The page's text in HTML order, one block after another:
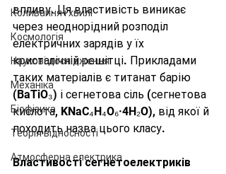
Коливання і хвилі
Космологія
Наукові дослідження
Механіка
Біофізика
Теорія відносності
Атмосферна електрика
впливу. Ця властивість виникає
через неоднорідний розподіл
електричних зарядів у їх
кристалічній решітці. Прикладами
таких матеріалів є титанат барію
(BaTiO₃) і сегнетова сіль (сегнетова
кислота, KNaC₄H₄O₆·4H₂O), від якої й
походить назва цього класу.
Властивості сегнетоелектриків